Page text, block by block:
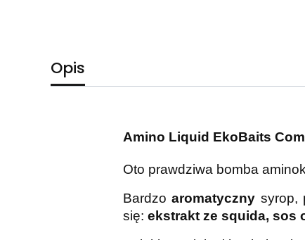
Opis
Amino Liquid EkoBaits
Oto prawdziwa bomba
Bardzo aromatyczny syrop,
się: ekstrakt ze squida, sos